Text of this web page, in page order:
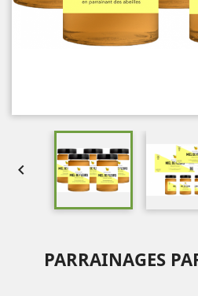

PARRAINAGES